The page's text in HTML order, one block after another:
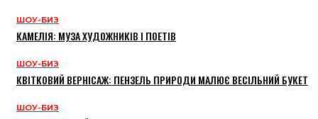
ШОУ-БИЗ
КАМЕЛІЯ: МУЗА ХУДОЖНИКІВ І ПОЕТІВ
ШОУ-БИЗ
КВІТКОВИЙ ВЕРНІСАЖ: ПЕНЗЕЛЬ ПРИРОДИ МАЛЮЄ ВЕСІЛЬНИЙ БУКЕТ
ШОУ-БИЗ